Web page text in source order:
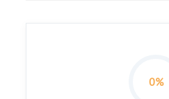
0%